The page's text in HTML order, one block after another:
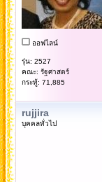
ออฟไลน์
รุ่น: 2527
คณะ: รัฐศาสตร์
กระทู้: 71,885
rujjira
บุคคลทั่วไป